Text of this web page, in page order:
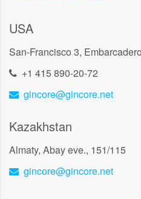
USA
San-Francisco 3,
+1 415 890-20-72
gincore@gincore.net
Kazakhstan
Almaty, Abay eve., 151/115
gincore@gincore.net